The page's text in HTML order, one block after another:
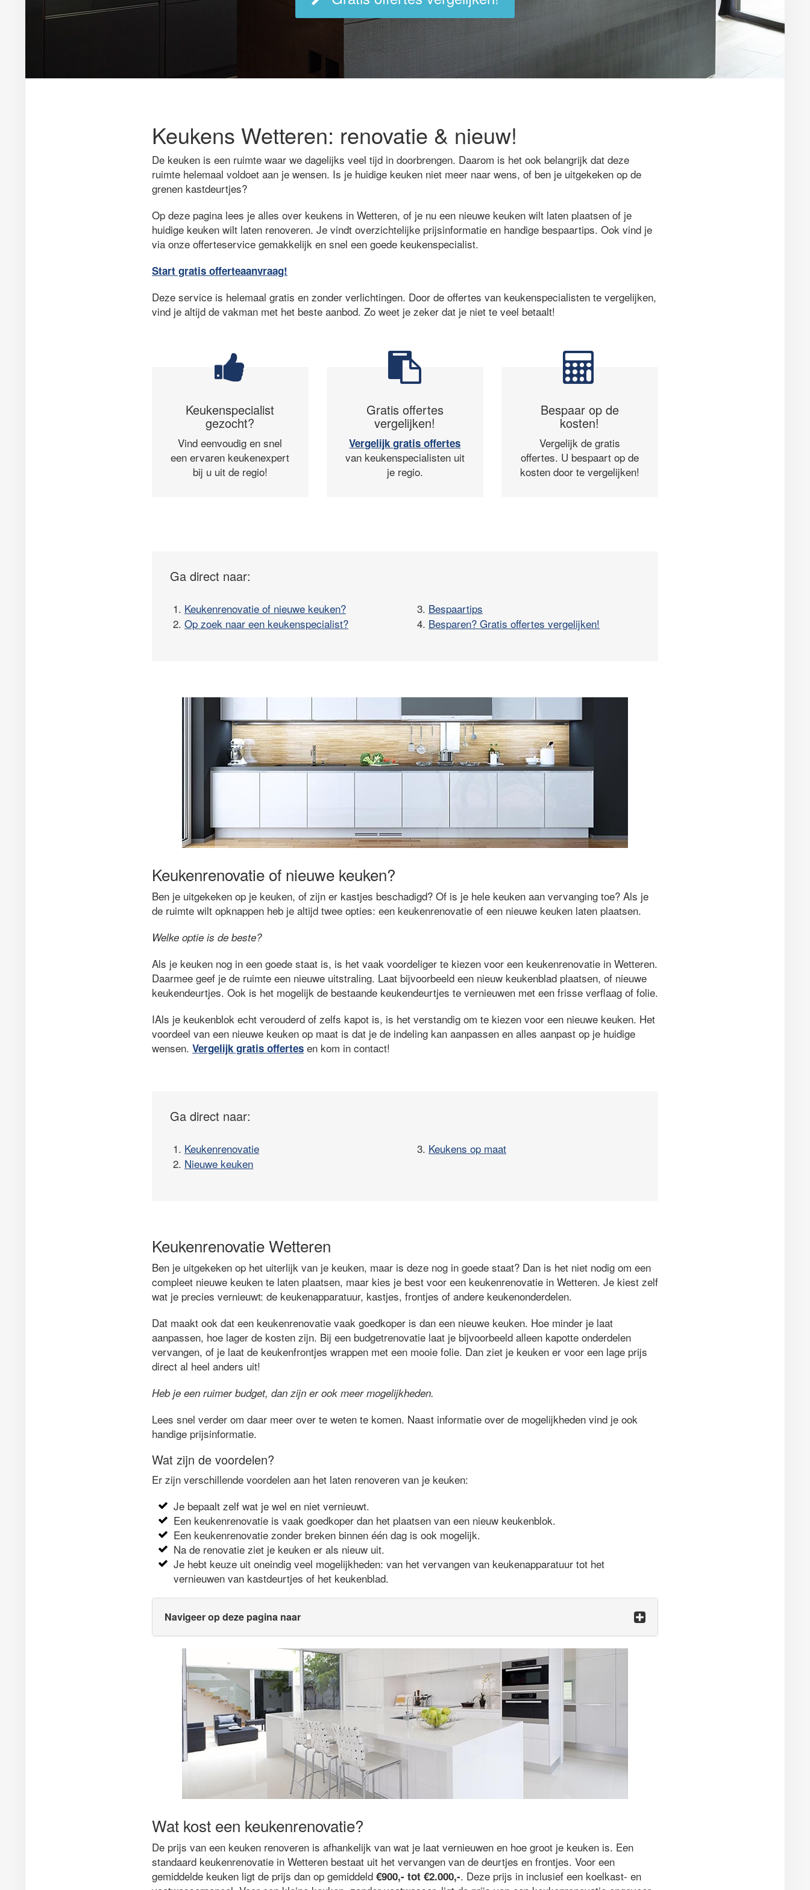
Keukens Wetteren: renovatie & nieuw!
De keuken is een ruimte waar we dagelijks veel tijd in doorbrengen. Daarom is het ook belangrijk dat deze
ruimte helemaal voldoet aan je wensen. Is je huidige keuken niet meer naar wens, of ben je uitgekeken op de
grenen kastdeurtjes?
Op deze pagina lees je alles over keukens in Wetteren, of je nu een nieuwe keuken wilt laten plaatsen of je
huidige keuken wilt laten renoveren. Je vindt overzichtelijke prijsinformatie en handige bespaartips. Ook vind je
via onze offerteservice gemakkelijk en snel een goede keukenspecialist.
Start gratis offerteaanvraag!
Deze service is helemaal gratis en zonder verlichtingen. Door de offertes van keukenspecialisten te vergelijken,
vind je altijd de vakman met het beste aanbod. Zo weet je zeker dat je niet te veel betaalt!
Keukenspecialist
gezocht?
Vind eenvoudig en snel
een ervaren keukenexpert
bij u uit de regio!
Gratis offertes
vergelijken!
Vergelijk gratis offertes
van keukenspecialisten uit
je regio.
Bespaar op de
kosten!
Vergelijk de gratis
offertes. U bespaart op de
kosten door te vergelijken!
Ga direct naar:
1. Keukenrenovatie of nieuwe keuken?
2. Op zoek naar een keukenspecialist?
3. Bespaartips
4. Besparen? Gratis offertes vergelijken!
Keukenrenovatie of nieuwe keuken?
Ben je uitgekeken op je keuken, of zijn er kastjes beschadigd? Of is je hele keuken aan vervanging toe? Als je
de ruimte wilt opknappen heb je altijd twee opties: een keukenrenovatie of een nieuwe keuken laten plaatsen.
Welke optie is de beste?
Als je keuken nog in een goede staat is, is het vaak voordeliger te kiezen voor een keukenrenovatie in Wetteren.
Daarmee geef je de ruimte een nieuwe uitstraling. Laat bijvoorbeeld een nieuw keukenblad plaatsen, of nieuwe
keukendeurtjes. Ook is het mogelijk de bestaande keukendeurtjes te vernieuwen met een frisse verflaag of folie.
IAls je keukenblok echt verouderd of zelfs kapot is, is het verstandig om te kiezen voor een nieuwe keuken. Het
voordeel van een nieuwe keuken op maat is dat je de indeling kan aanpassen en alles aanpast op je huidige
wensen. Vergelijk gratis offertes en kom in contact!
Ga direct naar:
1. Keukenrenovatie
2. Nieuwe keuken
3. Keukens op maat
Keukenrenovatie Wetteren
Ben je uitgekeken op het uiterlijk van je keuken, maar is deze nog in goede staat? Dan is het niet nodig om een
compleet nieuwe keuken te laten plaatsen, maar kies je best voor een keukenrenovatie in Wetteren. Je kiest zelf
wat je precies vernieuwt: de keukenapparatuur, kastjes, frontjes of andere keukenonderdelen.
Dat maakt ook dat een keukenrenovatie vaak goedkoper is dan een nieuwe keuken. Hoe minder je laat
aanpassen, hoe lager de kosten zijn. Bij een budgetrenovatie laat je bijvoorbeeld alleen kapotte onderdelen
vervangen, of je laat de keukenfrontjes wrappen met een mooie folie. Dan ziet je keuken er voor een lage prijs
direct al heel anders uit!
Heb je een ruimer budget, dan zijn er ook meer mogelijkheden.
Lees snel verder om daar meer over te weten te komen. Naast informatie over de mogelijkheden vind je ook
handige prijsinformatie.
Wat zijn de voordelen?
Er zijn verschillende voordelen aan het laten renoveren van je keuken:
Je bepaalt zelf wat je wel en niet vernieuwt.
Een keukenrenovatie is vaak goedkoper dan het plaatsen van een nieuw keukenblok.
Een keukenrenovatie zonder breken binnen één dag is ook mogelijk.
Na de renovatie ziet je keuken er als nieuw uit.
Je hebt keuze uit oneindig veel mogelijkheden: van het vervangen van keukenapparatuur tot het
vernieuwen van kastdeurtjes of het keukenblad.
Navigeer op deze pagina naar
Wat kost een keukenrenovatie?
De prijs van een keuken renoveren is afhankelijk van wat je laat vernieuwen en hoe groot je keuken is. Een
standaard keukenrenovatie in Wetteren bestaat uit het vervangen van de deurtjes en frontjes. Voor een
gemiddelde keuken ligt de prijs dan op gemiddeld €900,- tot €2.000,-. Deze prijs in inclusief een koelkast- en